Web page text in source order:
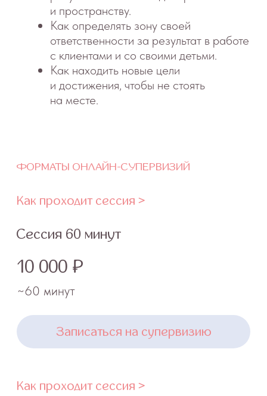
профессиональные знания по сну
и в смежных сферах: физиологии,
психологии, вопросах
безопасности, здоровья,
вскармливания, воспитания
и взаимодействия, развития
бизнеса, маркетинга и продвижения.
Семинары/курсы проводит Ольга
практики с многолетним опытом работы
в своей сфере.
01.
Посмотреть >
02.
материалам прошедших семинаров,
курсов, мастер-классов.
Библиотека